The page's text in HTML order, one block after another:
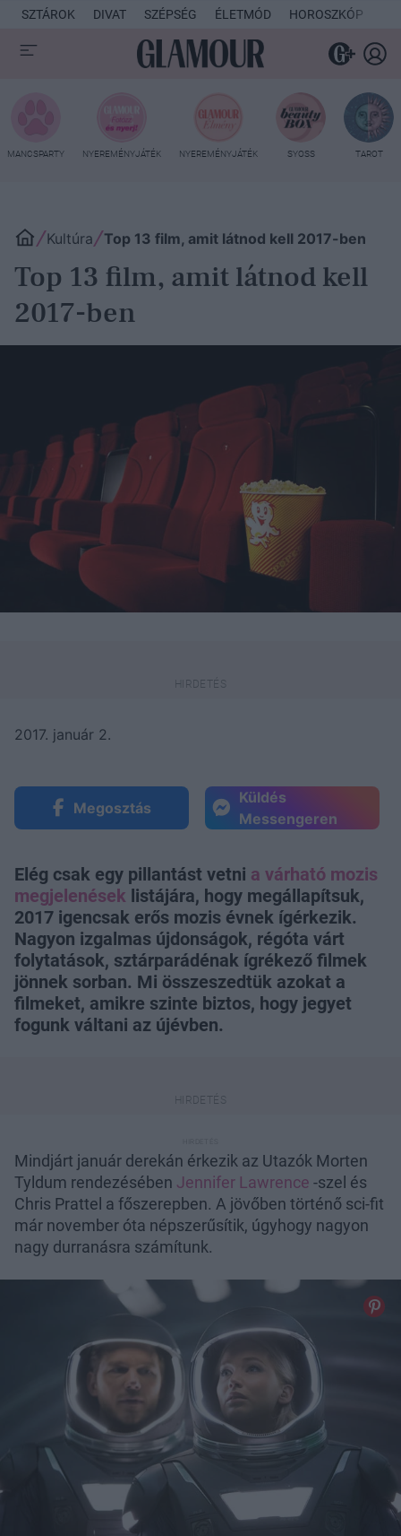
SZTÁROK DIVAT SZÉPSÉG ÉLETMÓD HOROSZKÓP
MANCSPARTY NYEREMÉNYJÁTÉK NYEREMÉNYJÁTÉK SYOSS TAROT
Kultúra Top 13 film, amit látnod kell 2017-ben
Top 13 film, amit látnod kell
2017-ben
2017. január 2.
Megosztás
Küldés
Messengeren
Elég csak egy pillantást vetni a várható mozis
megjelenések listájára, hogy megállapítsuk,
2017 igencsak erős mozis évnek ígérkezik.
Nagyon izgalmas újdonságok, régóta várt
folytatások, sztárparádénak ígrékező filmek
jönnek sorban. Mi összeszedtük azokat a
filmeket, amikre szinte biztos, hogy jegyet
fogunk váltani az újévben.
Mindjárt január derekán érkezik az Utazók Morten
Tyldum rendezésében Jennifer Lawrence -szel és
Chris Prattel a főszerepben. A jövőben történő sci-fit
már november óta népszerűsítik, úgyhogy nagyon
nagy durranásra számítunk.